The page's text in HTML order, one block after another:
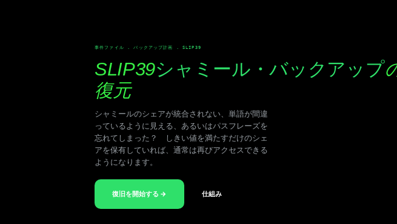
事件ファイル . バックアップ計画 . SLIP39
SLIP39シャミール・バックアップ
復元
シャミールのシェアが統合されない、単語が間違
っているように見える、あるいはパスフレーズを
忘れてしまった？ しきい値を満たすだけのシェ
アを保有していれば、通常は再びアクセスできる
ようになります。
復旧を開始する → 仕組み